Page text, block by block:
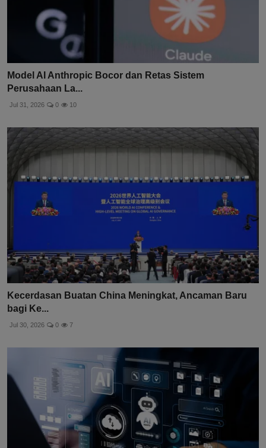
Model AI Anthropic Bocor dan Retas Sistem
Perusahaan La...
Jul 31, 2026 0 10
Kecerdasan Buatan China Meningkat, Ancaman Baru
bagi Ke...
Jul 30, 2026 0 7